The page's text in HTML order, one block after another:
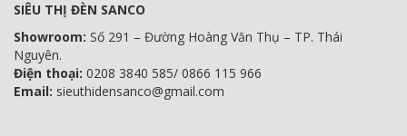
SIÊU THỊ ĐÈN SANCO
Showroom: Số 291 – Đường Hoàng Văn Thụ – TP. Thái
Nguyên.
Điện thoại: 0208 3840 585/ 0866 115 966
Email: sieuthidensanco@gmail.com